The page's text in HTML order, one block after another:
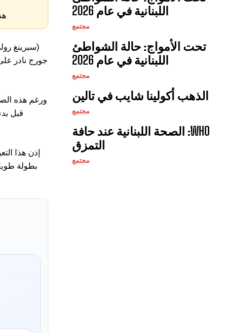
اللبنانية في عام 2026
مجتمع
تحت الأمواج: حالة الشواطئ
اللبنانية في عام 2026
مجتمع
الذهب أكولينا شايب في تالين
مجتمع
WHO: الصحة اللبنانية عند حافة
التمزق
مجتمع
(سبرينغ
إذن هذا
بطولة